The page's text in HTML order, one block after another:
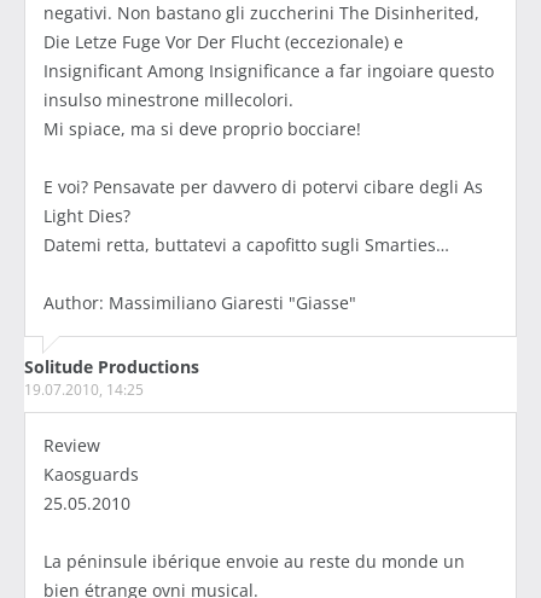
negativi. Non bastano gli zuccherini The Disinherited,
Die Letze Fuge Vor Der Flucht (eccezionale) e
Insignificant Among Insignificance a far ingoiare questo
insulso minestrone millecolori.
Mi spiace, ma si deve proprio bocciare!
E voi? Pensavate per davvero di potervi cibare degli As
Light Dies?
Datemi retta, buttatevi a capofitto sugli Smarties…
Author: Massimiliano Giaresti "Giasse"
Solitude Productions
19.07.2010, 14:25
Review
Kaosguards
25.05.2010
La péninsule ibérique envoie au reste du monde un
bien étrange ovni musical.